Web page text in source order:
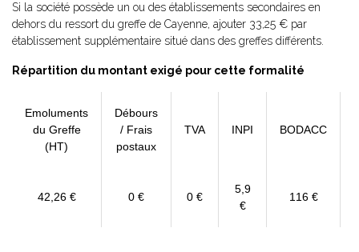
Si la société possède un ou des établissements secondaires en
dehors du ressort du greffe de Cayenne, ajouter 33,25 € par
établissement supplémentaire situé dans des greffes différents.
Répartition du montant exigé pour cette formalité
Emoluments
du Greffe
(HT)
Débours
/ Frais
postaux
TVA INPI BODACC
42,26 € 0 € 0 €
5,9
€
116 €